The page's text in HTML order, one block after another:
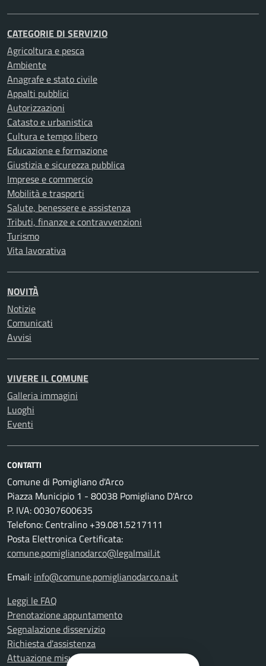
CATEGORIE DI SERVIZIO
Agricoltura e pesca
Ambiente
Anagrafe e stato civile
Appalti pubblici
Autorizzazioni
Catasto e urbanistica
Cultura e tempo libero
Educazione e formazione
Giustizia e sicurezza pubblica
Imprese e commercio
Mobilità e trasporti
Salute, benessere e assistenza
Tributi, finanze e contravvenzioni
Turismo
Vita lavorativa
NOVITÀ
Notizie
Comunicati
Avvisi
VIVERE IL COMUNE
Galleria immagini
Luoghi
Eventi
CONTATTI
Comune di Pomigliano d'Arco
Piazza Municipio 1 - 80038 Pomigliano D'Arco
P. IVA: 00307600635
Telefono: Centralino +39.081.5217111
Posta Elettronica Certificata:
comune.pomiglianodarco@legalmail.it
Email: info@comune.pomiglianodarco.na.it
Leggi le FAQ
Prenotazione appuntamento
Segnalazione disservizio
Richiesta d'assistenza
Attuazione misure PNRR